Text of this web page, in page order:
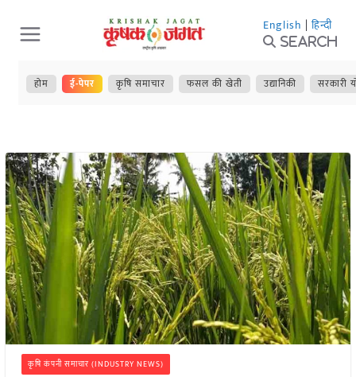
Skip
to
content
English | हिन्दी
Search
होम ई-पेपर कृषि समाचार फसल की खेती उद्यानिकी सरकारी
कृषि कंपनी समाचार (INDUSTRY NEWS)